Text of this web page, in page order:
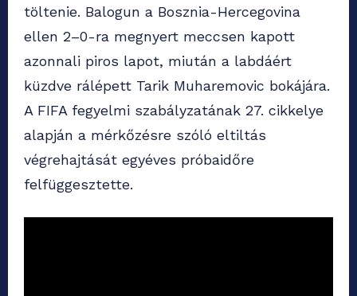
töltenie. Balogun a Bosznia-Hercegovina
ellen 2–0-ra megnyert meccsen kapott
azonnali piros lapot, miután a labdáért
küzdve rálépett Tarik Muharemovic bokájára.
A FIFA fegyelmi szabályzatának 27. cikkelye
alapján a mérkőzésre szóló eltiltás
végrehajtását egyéves próbaidőre
felfüggesztette.